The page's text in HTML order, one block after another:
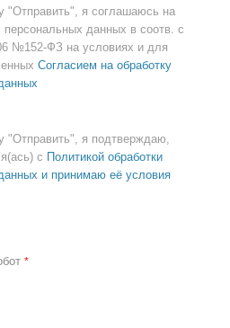
"Отправить", я соглашаюсь на
персональных данных в соотв. с
№152-ФЗ на условиях и для
Согласием на обработку
"Отправить", я подтверждаю,
с Политикой обработки
и принимаю её условия
*